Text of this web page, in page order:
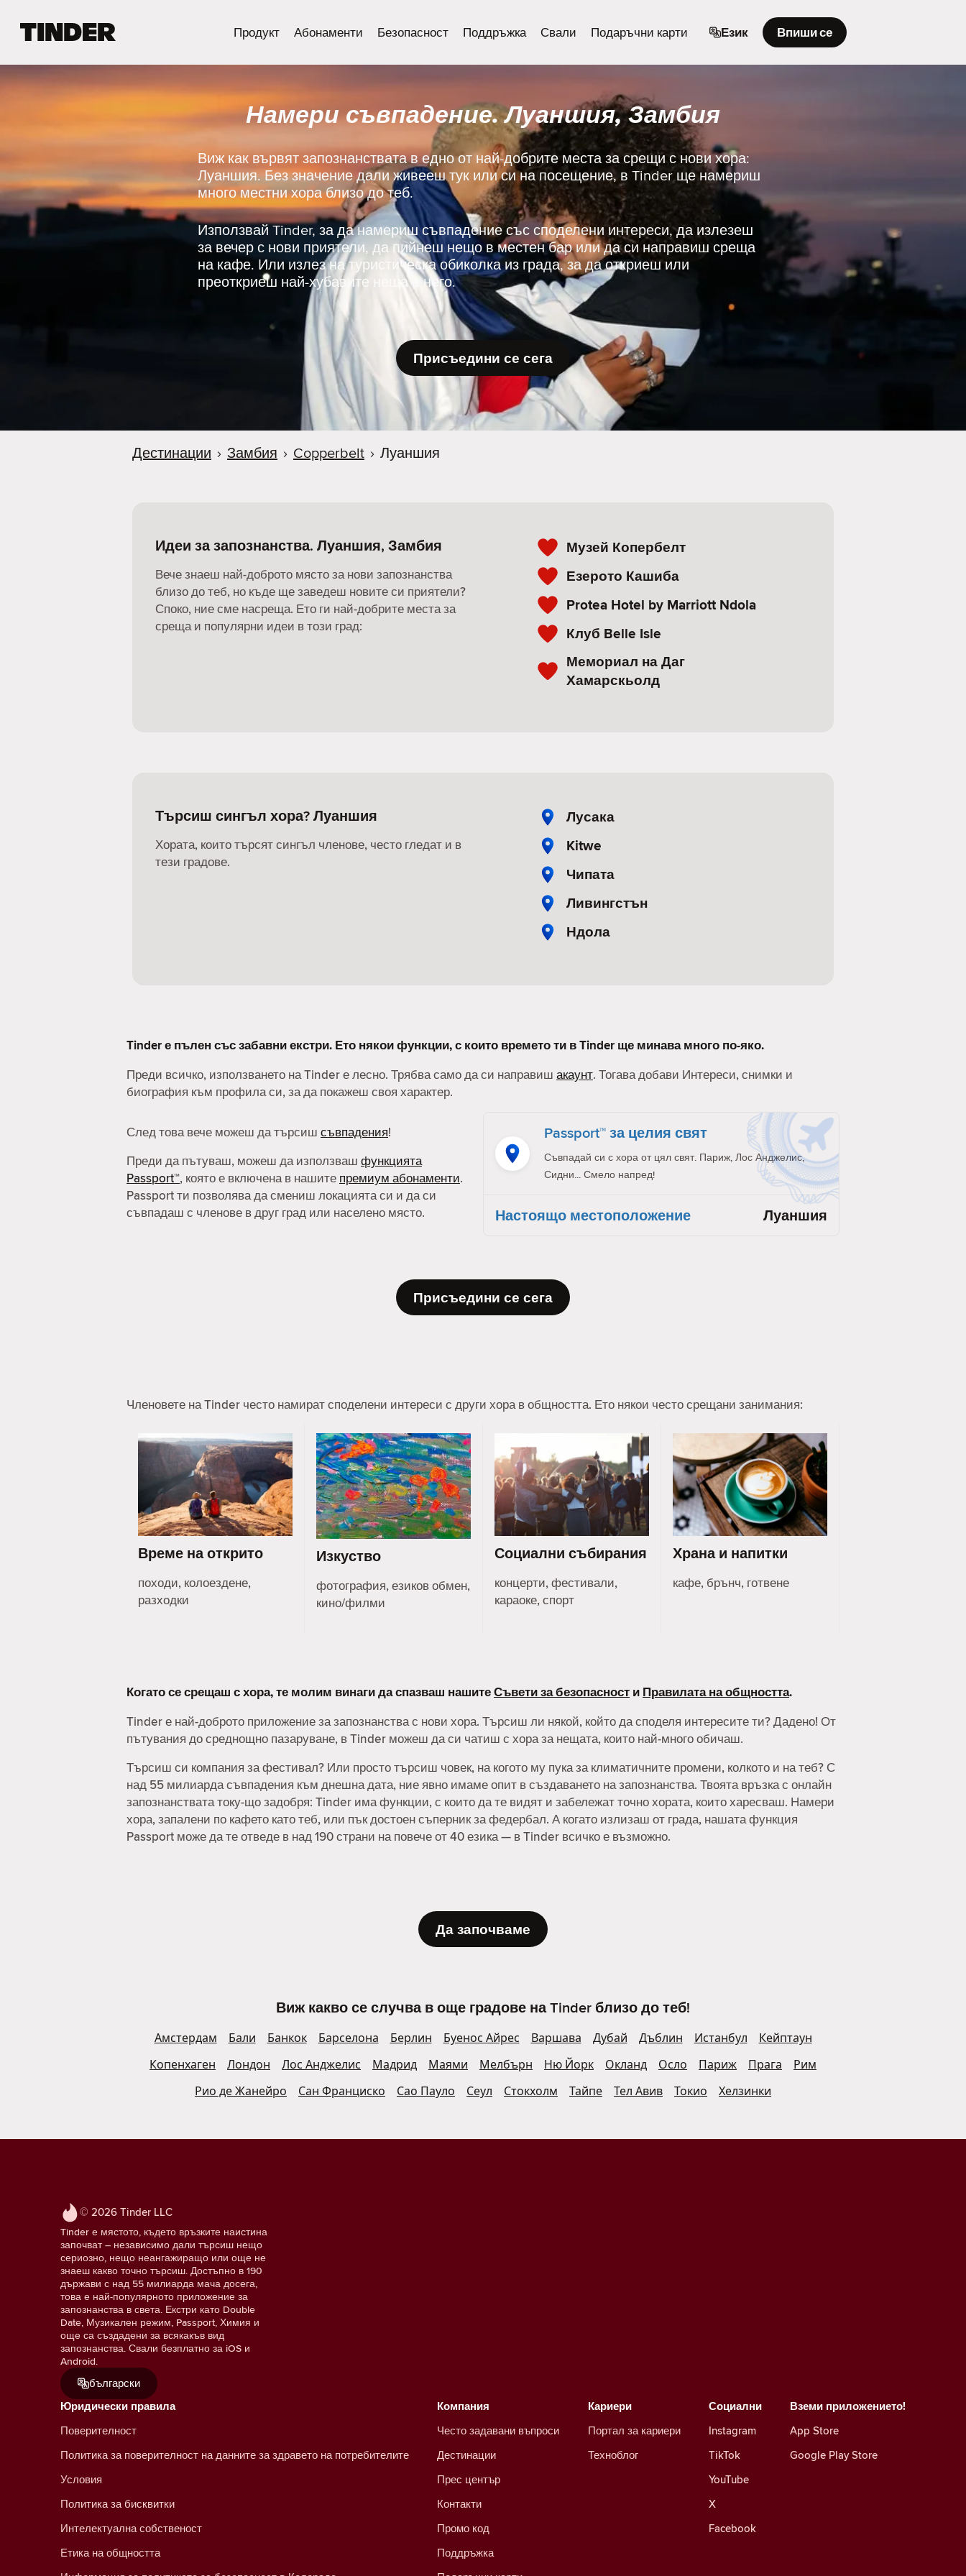
e
л
о
Продукт Абонаменти Безопасност Поддръжка Свали Подаръчни карти Език Впиши се
Намери съвпадение. Луаншия, Замбия
Виж как вървят запознанствата в едно от най-добрите места за срещи с нови хора:
Луаншия. Без значение дали живееш тук или си на посещение, в Tinder ще намериш
много местни хора близо до теб.
Използвай Tinder, за да намериш съвпадение със споделени интереси, да излезеш
за вечер с нови приятели, да пийнеш нещо в местен бар или да си направиш среща
на кафе. Или излез на туристическа обиколка из града, за да откриеш или
преоткриеш най-хубавите неща в него.
Присъедини се сега
Дестинации › Замбия › Copperbelt › Луаншия
Идеи за запознанства. Луаншия, Замбия
Вече знаеш най-доброто място за нови запознанства
близо до теб, но къде ще заведеш новите си приятели?
Споко, ние сме насреща. Ето ги най-добрите места за
среща и популярни идеи в този град:
Музей Копербелт
Езерото Кашиба
Protea Hotel by Marriott Ndola
Клуб Belle Isle
Мемориал на Даг
Хамарскьолд
Търсиш сингъл хора? Луаншия
Хората, които търсят сингъл членове, често гледат и в
тези градове.
Лусака
Kitwe
Чипата
Ливингстън
Ндола
Tinder е пълен със забавни екстри. Ето някои функции, с които времето ти в Tinder ще минава много по-яко.
Преди всичко, използването на Tinder е лесно. Трябва само да си направиш акаунт. Тогава добави Интереси, снимки и
биография към профила си, за да покажеш своя характер.
След това вече можеш да търсиш съвпадения!
Преди да пътуваш, можеш да използваш функцията
Passport™, която е включена в нашите премиум абонаменти.
Passport ти позволява да смениш локацията си и да си
съвпадаш с членове в друг град или населено място.
Passport™ за целия свят
Съвпадай си с хора от цял свят. Париж, Лос Анджелис,
Сидни... Смело напред!
Настоящо местоположение Луаншия
Присъедини се сега
Членовете на Tinder често намират споделени интереси с други хора в общността. Ето някои често срещани занимания:
Време на открито
походи, колоездене,
разходки
Изкуство
фотография, езиков обмен,
кино/филми
Социални събирания
концерти, фестивали,
караоке, спорт
Храна и напитки
кафе, брънч, готвене
Когато се срещаш с хора, те молим винаги да спазваш нашитеСъвети за безопасност и Правилата на общността.
Tinder е най-доброто приложение за запознанства с нови хора. Търсиш ли някой, който да споделя интересите ти? Дадено! От
пътувания до среднощно пазаруване, в Tinder можеш да си чатиш с хора за нещата, които най-много обичаш.
Търсиш си компания за фестивал? Или просто търсиш човек, на когото му пука за климатичните промени, колкото и на теб? С
над 55 милиарда съвпадения към днешна дата, ние явно имаме опит в създаването на запознанства. Твоята връзка с онлайн
запознанствата току-що задобря: Tinder има функции, с които да те видят и забележат точно хората, които харесваш. Намери
хора, запалени по кафето като теб, или пък достоен съперник за федербал. А когато излизаш от града, нашата функция
Passport може да те отведе в над 190 страни на повече от 40 езика — в Tinder всичко е възможно.
Да започваме
Виж какво се случва в още градове на Tinder близо до теб!
Амстердам Бали Банкок Барселона Берлин Буенос Айрес Варшава Дубай Дъблин Истанбул
Кейптаун
Копенхаген
Лондон Лос Анджелис Мадрид Маями Мелбърн Ню Йорк Окланд Осло Париж Прага
Рим
Рио де Жанейро
Сан Франциско Сао Пауло Сеул Стокхолм Тайпе Тел Авив Токио Хелзинки
© 2026 Tinder LLC
Tinder е мястото, където връзките наистина
започват – независимо дали търсиш нещо
сериозно, нещо неангажиращо или още не
знаеш какво точно търсиш. Достъпно в 190
държави с над 55 милиарда мача досега,
това е най-популярното приложение за
запознанства в света. Екстри като Double
Date, Музикален режим, Passport, Химия и
още са създадени за всякакъв вид
запознанства. Свали безплатно за iOS и
Android.
български
Социални
Instagram
TikTok
YouTube
X
Facebook
Юридически правила
Поверителност
Политика за поверителност на данните за здравето на потребителите
Условия
Политика за бисквитки
Интелектуална собственост
Етика на общността
Кариери
Портал за кариери
Техноблог
Компания
Често задавани въпроси
Дестинации
Прес център
Контакти
Промо код
Поддръжка
Вземи приложението!
App Store
Google Play Store